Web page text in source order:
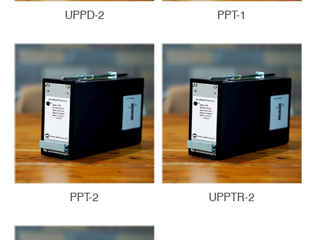
UPPD-2 PPT-1
PPT-2 UPPTR-2